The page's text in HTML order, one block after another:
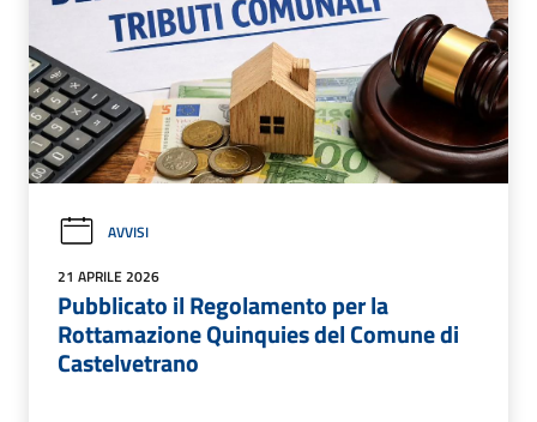
AVVISI
21 APRILE 2026
Pubblicato il Regolamento per la
Rottamazione Quinquies del Comune di
Castelvetrano